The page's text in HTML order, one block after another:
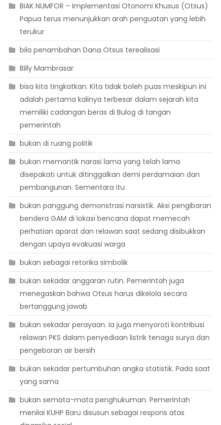
BIAK NUMFOR – Implementasi Otonomi Khusus (Otsus)
Papua terus menunjukkan arah penguatan yang lebih
terukur
bila penambahan Dana Otsus terealisasi
Billy Mambrasar
bisa kita tingkatkan. Kita tidak boleh puas meskipun ini
adalah pertama kalinya terbesar dalam sejarah kita
memiliki cadangan beras di Bulog di tangan
pemerintah
bukan di ruang politik
bukan memantik narasi lama yang telah lama
disepakati untuk ditinggalkan demi perdamaian dan
pembangunan. Sementara itu
bukan panggung demonstrasi narsistik. Aksi pengibaran
bendera GAM di lokasi bencana dapat memecah
perhatian aparat dan relawan saat sedang disibukkan
dengan upaya evakuasi warga
bukan sebagai retorika simbolik
bukan sekadar anggaran rutin. Pemerintah juga
menegaskan bahwa Otsus harus dikelola secara
bertanggung jawab
bukan sekadar perayaan. Ia juga menyoroti kontribusi
relawan PKS dalam penyediaan listrik tenaga surya dan
pengeboran air bersih
bukan sekadar pertumbuhan angka statistik. Pada saat
yang sama
bukan semata-mata penghukuman. Pemerintah
menilai KUHP Baru disusun sebagai respons atas